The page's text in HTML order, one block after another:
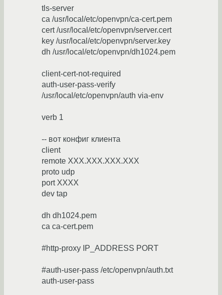
tls-server
ca /usr/local/etc/openvpn/ca-cert.pem
cert /usr/local/etc/openvpn/server.cert
key /usr/local/etc/openvpn/server.key
dh /usr/local/etc/openvpn/dh1024.pem
client-cert-not-required
auth-user-pass-verify
/usr/local/etc/openvpn/auth via-env
verb 1
-- вот конфиг клиента
client
remote XXX.XXX.XXX.XXX
proto udp
port XXXX
dev tap
dh dh1024.pem
ca ca-cert.pem
#http-proxy IP_ADDRESS PORT
#auth-user-pass /etc/openvpn/auth.txt
auth-user-pass